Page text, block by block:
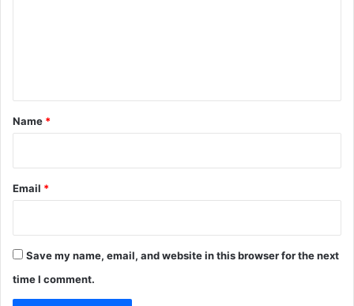
*
Name *
Email *
Save my name, email, and website in this browser for the next
time I comment.